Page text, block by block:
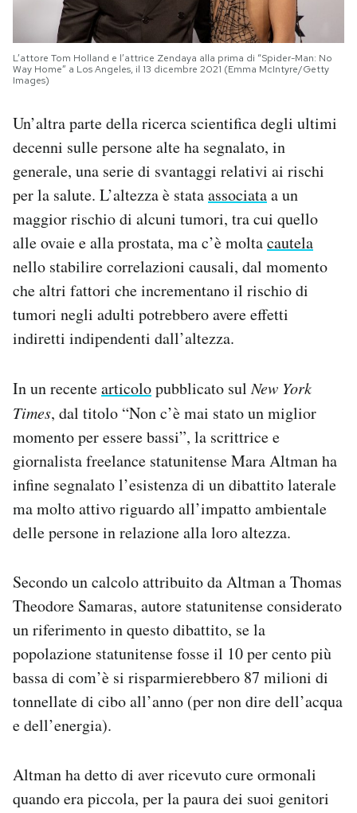
L’attore Tom Holland e l’attrice Zendaya alla prima di “Spider-Man: No
Way Home” a Los Angeles, il 13 dicembre 2021 (Emma McIntyre/Getty
Images)
Un’altra parte della ricerca scientifica degli ultimi
decenni sulle persone alte ha segnalato, in
generale, una serie di svantaggi relativi ai rischi
per la salute. L’altezza è stataassociataa un
maggior rischio di alcuni tumori, tra cui quello
alle ovaie e alla prostata, ma c’è moltacautela
nello stabilire correlazioni causali, dal momento
che altri fattori che incrementano il rischio di
tumori negli adulti potrebbero avere effetti
indiretti indipendenti dall’altezza.
In un recentearticolopubblicato sulNew York
Times, dal titolo “Non c’è mai stato un miglior
momento per essere bassi”, la scrittrice e
giornalista freelance statunitense Mara Altman ha
infine segnalato l’esistenza di un dibattito laterale
ma molto attivo riguardo all’impatto ambientale
delle persone in relazione alla loro altezza.
Secondo un calcolo attribuito da Altman a Thomas
Theodore Samaras, autore statunitense considerato
un riferimento in questo dibattito, se la
popolazione statunitense fosse il 10 per cento più
bassa di com’è si risparmierebbero 87 milioni di
tonnellate di cibo all’anno (per non dire dell’acqua
e dell’energia).
Altman ha detto di aver ricevuto cure ormonali
quando era piccola, per la paura dei suoi genitori